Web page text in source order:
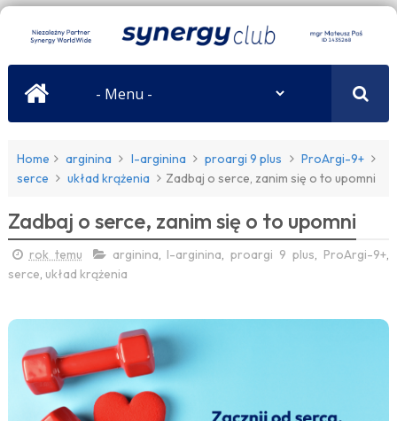
Home arginina l-arginina proargi 9 plus
ProArgi-9+
serce
układ krążenia Zadbaj o serce, zanim się o to upomni
Zadbaj o serce, zanim się o to upomni
rok temu arginina, l-arginina,proargi 9 plus, ProArgi-9+,
serce, układ krążenia